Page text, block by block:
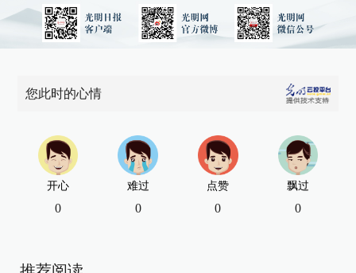
您此时的心情
开心
0
难过
0
点赞
0
飘过
0